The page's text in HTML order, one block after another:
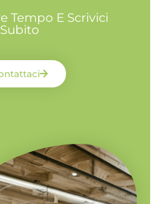
Tempo E Scrivici
Subito